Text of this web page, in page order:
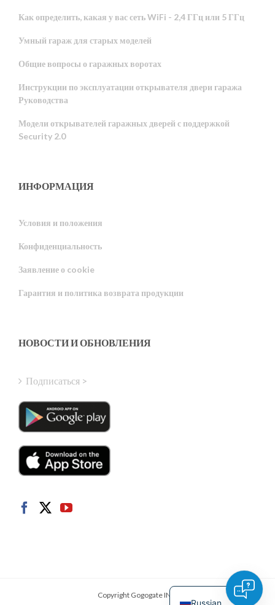
Как определить, какая у вас сеть WiFi - 2,4 ГГц или 5 ГГц
Умный гараж для старых моделей
Общие вопросы о гаражных воротах
Инструкции по эксплуатации открывателя двери гаража
Руководства
Модели открывателей гаражных дверей с поддержкой
Security 2.0
ИНФОРМАЦИЯ
Условия и положения
Конфиденциальность
Заявление о cookie
Гарантия и политика возврата продукции
НОВОСТИ И ОБНОВЛЕНИЯ
Подписаться >
Copyright Gogogate INC.
Russian